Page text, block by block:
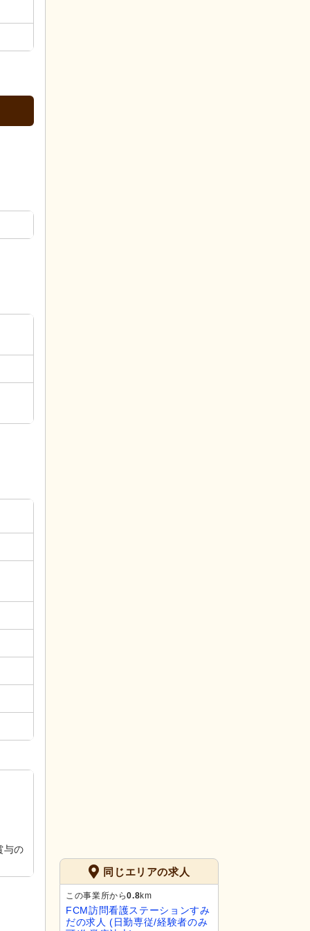
与の
同じエリアの求人
この事業所から0.8km
FCM訪問看護ステーションすみ
だの求人 (日勤専従/経験者のみ